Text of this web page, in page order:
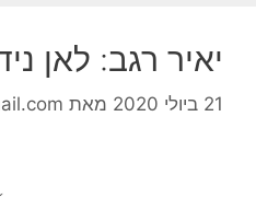
יאיר רגב: לאן
21 ביולי 2020 מאת